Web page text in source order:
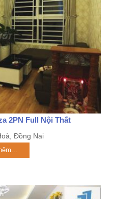
2PN Full Nội Thất
Đồng Nai